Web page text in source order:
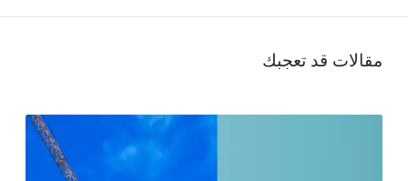
مقالات قد تعجبك